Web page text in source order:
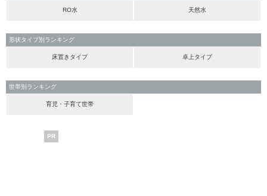
RO水 天然水
形状タイプ別ランキング
床置きタイプ 卓上タイプ
世帯別ランキング
育児・子育て世帯
PR